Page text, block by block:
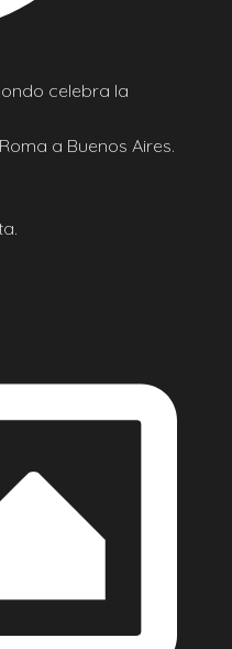
celebra la
a Buenos Aires.